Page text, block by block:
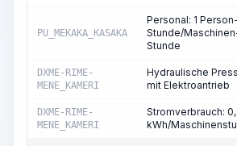
PU_MEKAKA_KASAKA
Personal: 1 Person-
Stunde/
Stunde
DXME-RIME-
MENE_KAMERI
Hydraulische
mit Elektroantrieb
DXME-RIME-
MENE_KAMERI
Stromverbrauch:
kWh/